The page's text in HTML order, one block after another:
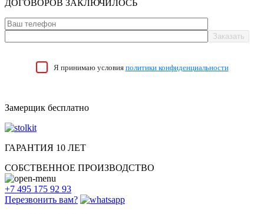
ДОГОВОРОВ ЗАКЛЮЧИЛОСЬ
Я принимаю условия политики конфиденциальности
Замерщик бесплатно
ГАРАНТИЯ 10 ЛЕТ
СОБСТВЕННОЕ ПРОИЗВОДСТВО
+7 495 175 92 93
Перезвонить вам?